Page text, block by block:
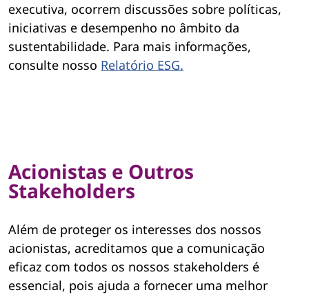
executiva, ocorrem discussões sobre políticas,
iniciativas e desempenho no âmbito da
sustentabilidade. Para mais informações,
consulte nosso Relatório ESG.
Acionistas e Outros
Stakeholders
Além de proteger os interesses dos nossos
acionistas, acreditamos que a comunicação
eficaz com todos os nossos stakeholders é
essencial, pois ajuda a fornecer uma melhor